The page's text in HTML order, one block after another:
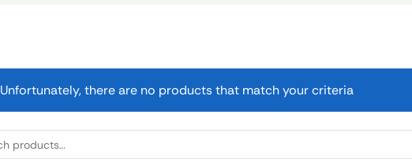
Unfortunately, there are no products that match your criteria